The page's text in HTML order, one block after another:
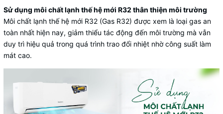
Sử dụng môi chất lạnh thế hệ mới R32 thân thiện môi trường
Môi chất lạnh thế hệ mới R32 (Gas R32) được xem là loại gas an
toàn nhất hiện nay, giảm thiểu tác động đến môi trường mà vẫn
duy trì hiệu quả trong quá trình trao đổi nhiệt nhờ công suất làm
mát cao.